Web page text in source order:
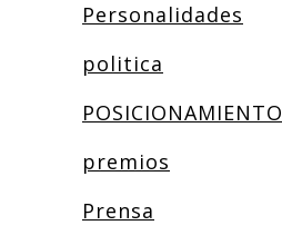
Personalidades
politica
POSICIONAMIENTO
premios
Prensa